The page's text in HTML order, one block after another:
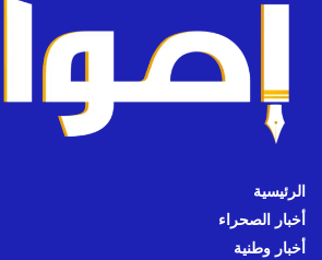
الرئيسية
أخبار الصحراء
أخبار وطنية